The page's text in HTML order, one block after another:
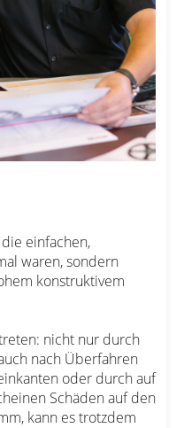
einfachen,
waren, sondern
konstruktivem
nicht nur durch
nach Überfahren
oder durch auf
Schäden auf den
kann es trotzdem